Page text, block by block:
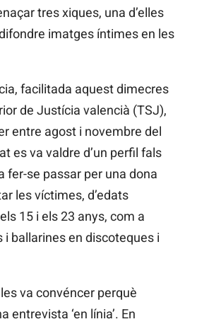
tres xiques, una d’elles
imatges íntimes en les
facilitada aquest dimecres
de Justícia valencià (TSJ),
entre agost i novembre del
es va valdre d’un perfil fals
fer-se passar per una dona
les víctimes, d’edats
15 i els 23 anys, com a
i ballarines en discoteques i
va convéncer perquè
entrevista ‘en línia’. En